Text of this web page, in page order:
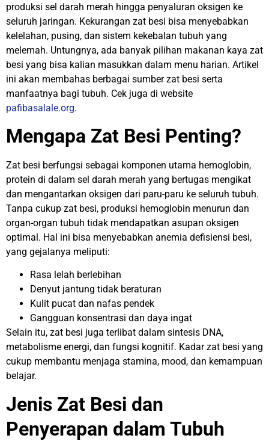
produksi sel darah merah hingga penyaluran oksigen ke
seluruh jaringan. Kekurangan zat besi bisa menyebabkan
kelelahan, pusing, dan sistem kekebalan tubuh yang
melemah. Untungnya, ada banyak pilihan makanan kaya zat
besi yang bisa kalian masukkan dalam menu harian. Artikel
ini akan membahas berbagai sumber zat besi serta
manfaatnya bagi tubuh. Cek juga di website
pafibasalale.org.
Mengapa Zat Besi Penting?
Zat besi berfungsi sebagai komponen utama hemoglobin,
protein di dalam sel darah merah yang bertugas mengikat
dan mengantarkan oksigen dari paru-paru ke seluruh tubuh.
Tanpa cukup zat besi, produksi hemoglobin menurun dan
organ-organ tubuh tidak mendapatkan asupan oksigen
optimal. Hal ini bisa menyebabkan anemia defisiensi besi,
yang gejalanya meliputi:
Rasa lelah berlebihan
Denyut jantung tidak beraturan
Kulit pucat dan nafas pendek
Gangguan konsentrasi dan daya ingat
Selain itu, zat besi juga terlibat dalam sintesis DNA,
metabolisme energi, dan fungsi kognitif. Kadar zat besi yang
cukup membantu menjaga stamina, mood, dan kemampuan
belajar.
Jenis Zat Besi dan
Penyerapan dalam Tubuh